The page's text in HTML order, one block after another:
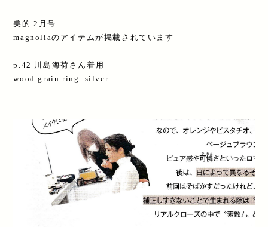
美的 2月号
magnoliaのアイテムが掲載されています
p.42 川島海荷さん着用
wood grain ring silver